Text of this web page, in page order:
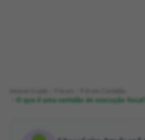
O que é uma certidão de execução fiscal?